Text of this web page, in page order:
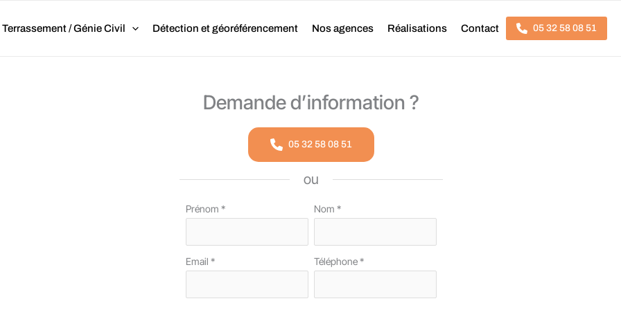
Terrassement / Génie Civil Détection et géoréférencement Nos agences Réalisations Contact 05 32 58 08 51
Demande d’information ?
05 32 58 08 51
ou
Formulaire
avec
téléphone
Prénom * Nom *
Email * Téléphone*